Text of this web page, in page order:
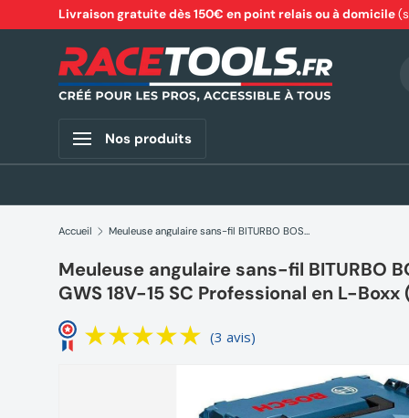
Aller au contenu
Livraison gratuite dès 150€ en point relais ou à domicile
Nos produits
Accueil Meuleuse angulaire sans-fil BITURBO BOSCH 06019H6100 - GWS 18V-15 SC Professional en L-Boxx (vendu sans batterie)
Meuleuse angulaire sans-fil BITURBO
GWS 18V-15 SC Professional en L-
(3 avis)